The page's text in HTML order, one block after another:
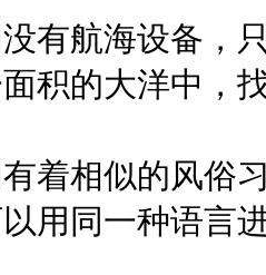
航海设备，只
积的大洋中，
相似的风俗习
以用同一种语言